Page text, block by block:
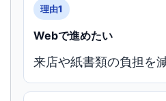
理由1
Webで進めたい
来店や紙書類の負担を